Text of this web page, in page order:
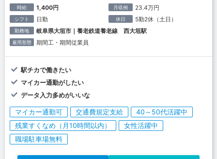
時給 1,400円 月収例 23.4万円
シフト 日勤 休日 5勤2休（土日）
勤務地 岐阜県大垣市｜養老鉄道養老線 西大垣駅
雇用形態 期間工・期間従業員
駅チカで働きたい
マイカー通勤がしたい
データ入力多めがいいな
マイカー通勤可 交通費規定支給
40～50代活躍中
残業すくなめ（月10時間以内）
女性活躍中
職場駐車場無料